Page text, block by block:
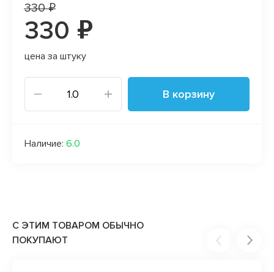
330 ₽
330 ₽
цена за штуку
В корзину
Наличие: 6.0
С ЭТИМ ТОВАРОМ ОБЫЧНО
ПОКУПАЮТ